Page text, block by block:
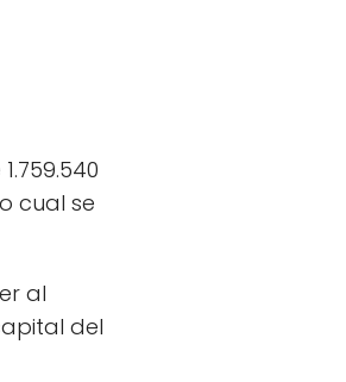
cual se
al
del